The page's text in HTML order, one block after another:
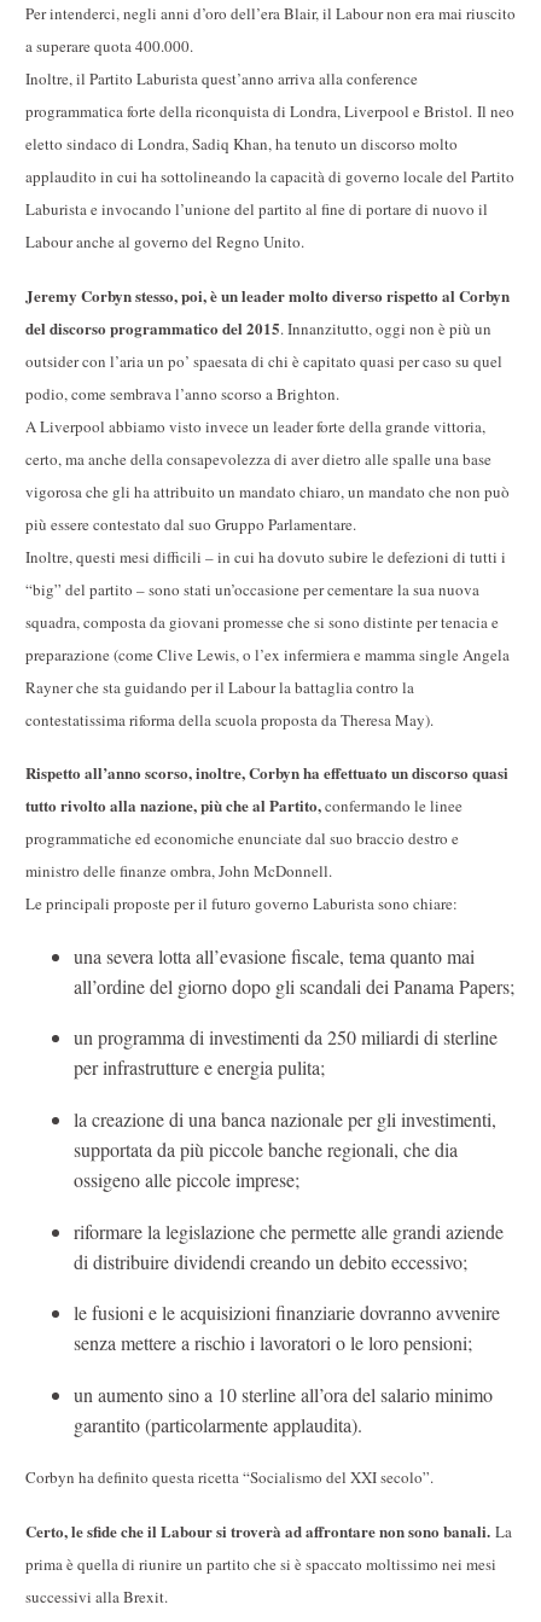
Per intenderci, negli anni d’oro dell’era Blair, il Labour non era mai riuscito
a superare quota 400.000.
Inoltre, il Partito Laburista quest’anno arriva alla conference
programmatica forte della riconquista di Londra, Liverpool e Bristol. Il neo
eletto sindaco di Londra, Sadiq Khan, ha tenuto un discorso molto
applaudito in cui ha sottolineando la capacità di governo locale del Partito
Laburista e invocando l’unione del partito al fine di portare di nuovo il
Labour anche al governo del Regno Unito.
Jeremy Corbyn stesso, poi, è un leader molto diverso rispetto al Corbyn
del discorso programmatico del 2015. Innanzitutto, oggi non è più un
outsider con l’aria un po’ spaesata di chi è capitato quasi per caso su quel
podio, come sembrava l’anno scorso a Brighton.
A Liverpool abbiamo visto invece un leader forte della grande vittoria,
certo, ma anche della consapevolezza di aver dietro alle spalle una base
vigorosa che gli ha attribuito un mandato chiaro, un mandato che non può
più essere contestato dal suo Gruppo Parlamentare.
Inoltre, questi mesi difficili – in cui ha dovuto subire le defezioni di tutti i
“big” del partito – sono stati un’occasione per cementare la sua nuova
squadra, composta da giovani promesse che si sono distinte per tenacia e
preparazione (come Clive Lewis, o l’ex infermiera e mamma single Angela
Rayner che sta guidando per il Labour la battaglia contro la
contestatissima riforma della scuola proposta da Theresa May).
Rispetto all’anno scorso, inoltre, Corbyn ha effettuato un discorso quasi
tutto rivolto alla nazione, più che al Partito,confermando le linee
programmatiche ed economiche enunciate dal suo braccio destro e
ministro delle finanze ombra, John McDonnell.
Le principali proposte per il futuro governo Laburista sono chiare:
una severa lotta all’evasione fiscale, tema quanto mai
all’ordine del giorno dopo gli scandali dei Panama Papers;
un programma di investimenti da 250 miliardi di sterline
per infrastrutture e energia pulita;
la creazione di una banca nazionale per gli investimenti,
supportata da più piccole banche regionali, che dia
ossigeno alle piccole imprese;
riformare la legislazione che permette alle grandi aziende
di distribuire dividendi creando un debito eccessivo;
le fusioni e le acquisizioni finanziarie dovranno avvenire
senza mettere a rischio i lavoratori o le loro pensioni;
un aumento sino a 10 sterline all’ora del salario minimo
garantito (particolarmente applaudita).
Corbyn ha definito questa ricetta “Socialismo del XXI secolo”.
Certo, le sfide che il Labour si troverà ad affrontare non sono banali. La
prima è quella di riunire un partito che si è spaccato moltissimo nei mesi
successivi alla Brexit.